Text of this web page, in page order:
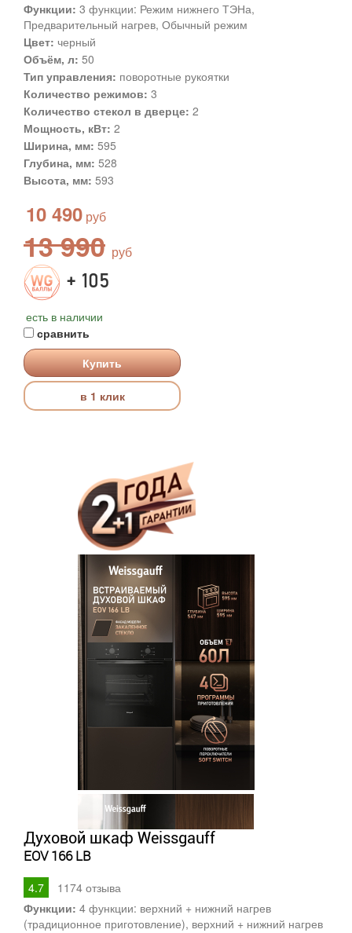
Функции: 3 функции: Режим нижнего ТЭНа,
Предварительный нагрев, Обычный режим
Цвет: черный
Объём, л: 50
Тип управления: поворотные рукоятки
Количество режимов: 3
Количество стекол в дверце: 2
Мощность, кВт: 2
Ширина, мм: 595
Глубина, мм: 528
Высота, мм: 593
10 490
13 990
+ 105
есть в наличии
сравнить
Купить
в 1 клик
Духовой шкаф Weissgauff
EOV 166 LB
4.7 1174 отзыва
Функции: 4 функции: верхний + нижний нагрев
(традиционное приготовление), верхний + нижний нагрев